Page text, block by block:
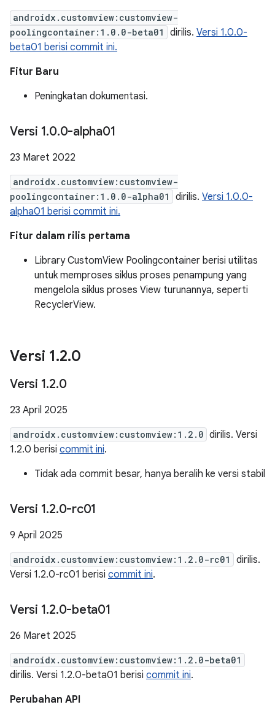
androidx.customview:customview-
poolingcontainer:1.0.0-beta01
dirilis. Versi 1.0.0-
beta01 berisi commit ini.
Fitur Baru
Peningkatan dokumentasi.
Versi 1.0.0-alpha01
23 Maret 2022
androidx.customview:customview-
poolingcontainer:1.0.0-alpha01
dirilis. Versi 1.0.0-
alpha01 berisi commit ini.
Fitur dalam rilis pertama
Library CustomView Poolingcontainer berisi utilitas
untuk memproses siklus proses penampung yang
mengelola siklus proses View turunannya, seperti
RecyclerView.
Versi 1.2.0
Versi 1.2.0
23 April 2025
androidx.customview:customview:1.2.0 dirilis. Versi
1.2.0 berisi commit ini.
Tidak ada commit besar, hanya beralih ke versi stabil
Versi 1.2.0-rc01
9 April 2025
androidx.customview:customview:1.2.0-rc01
dirilis.
Versi 1.2.0-rc01 berisi commit ini.
Versi 1.2.0-beta01
26 Maret 2025
androidx.customview:customview:1.2.0-beta01
dirilis. Versi 1.2.0-beta01 berisi commit ini.
Perubahan API